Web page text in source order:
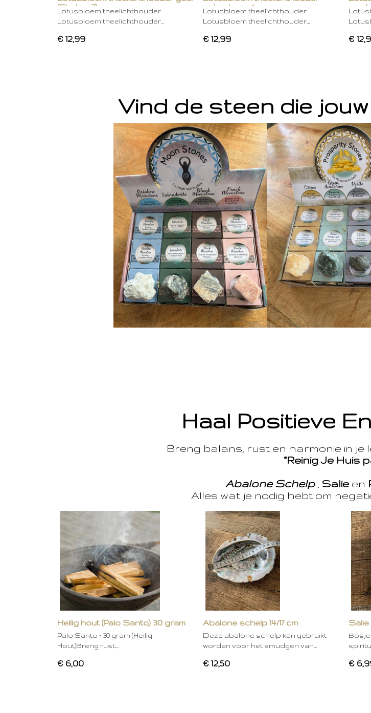
(Chakra 3)
Lotusbloem theelichthouder
Lotusbloem theelichthouder…
€ 12,99
gebroken wit
Lotusbloem theelichthouder
Lotusbloem theelichthouder…
€ 12,99 €
Vind de steen die
Haal Positieve
Breng balans, rust en harmonie in je
“Reinig Je Huis
Abalone Schelp, Salie en
Alles wat je nodig hebt om
Heilig hout (Palo Santo) 30 gram
Palo Santo – 30 gram (Heilig
Hout)Breng rust,…
€ 6,00
Abalone schelp 14/17 cm
Deze abalone schelp kan gebruikt
worden voor het smudgen van…
€ 12,50
Salie
Bosje
€